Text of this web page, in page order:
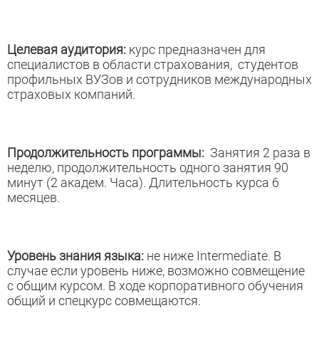
Целевая аудитория: курс предназначен для
специалистов в области страхования, студентов
профильных ВУЗов и сотрудников международных
страховых компаний.
Продолжительность программы: Занятия 2 раза в
неделю, продолжительность одного занятия 90
минут (2 академ. Часа). Длительность курса 6
месяцев.
Уровень знания языка: не ниже Intermediate. В
случае если уровень ниже, возможно совмещение
с общим курсом. В ходе корпоративного обучения
общий и спецкурс совмещаются.